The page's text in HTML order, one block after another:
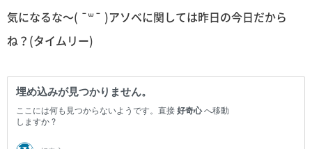
気になるな〜( ¯꒳¯ )アソベに関しては昨日の今日だから
ね？(タイムリー)